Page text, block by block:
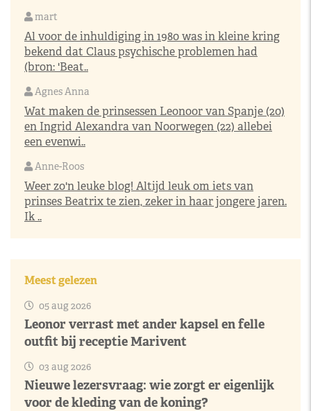
mart
Al voor de inhuldiging in 1980 was in kleine kring
bekend dat Claus psychische problemen had
(bron: 'Beat..
Agnes Anna
Wat maken de prinsessen Leonoor van Spanje (20)
en Ingrid Alexandra van Noorwegen (22) allebei
een evenwi..
Anne-Roos
Weer zo'n leuke blog! Altijd leuk om iets van
prinses Beatrix te zien, zeker in haar jongere jaren.
Ik ..
Meest gelezen
05 aug 2026
Leonor verrast met ander kapsel en felle
outfit bij receptie Marivent
03 aug 2026
Nieuwe lezersvraag: wie zorgt er eigenlijk
voor de kleding van de koning?